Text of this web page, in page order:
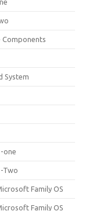
Components
System
one
Two
Family OS
Family OS